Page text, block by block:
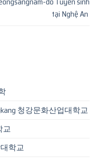
tại Nghệ An
청강문화산업대학교
교
학교